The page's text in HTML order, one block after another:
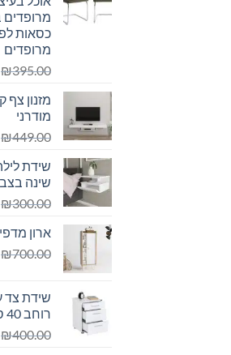
כסאות
מרופדים
₪395.00
מזנון צף
מודרני
₪449.00
שידת
שינה
₪300.00
ארון
₪700.00
רוחב 40 ס"מ בצבע לבן
₪400.00